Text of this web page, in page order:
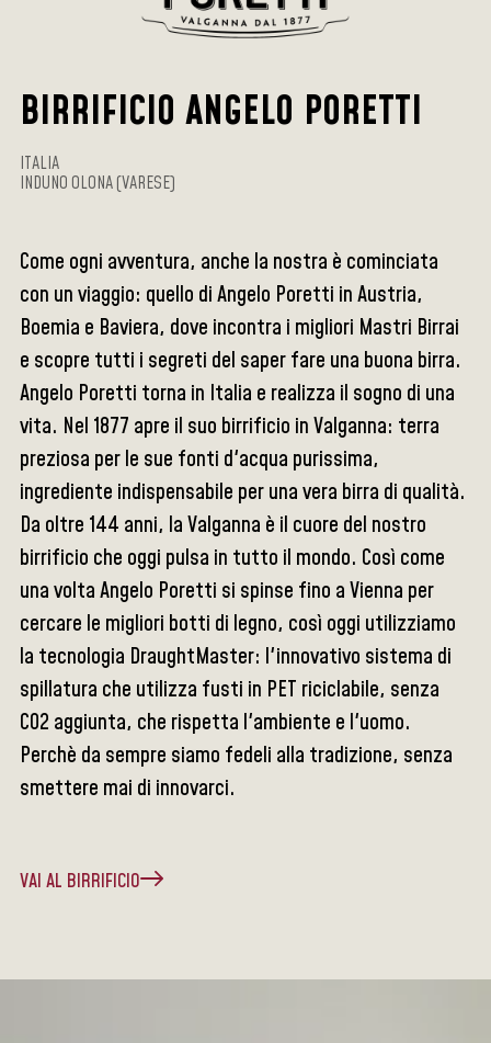
BIRRIFICIO ANGELO PORETTI
ITALIA
INDUNO OLONA (VARESE)
Come ogni avventura, anche la nostra è cominciata
con un viaggio: quello di Angelo Poretti in Austria,
Boemia e Baviera, dove incontra i migliori Mastri Birrai
e scopre tutti i segreti del saper fare una buona birra.
Angelo Poretti torna in Italia e realizza il sogno di una
vita. Nel 1877 apre il suo birrificio in Valganna: terra
preziosa per le sue fonti d'acqua purissima,
ingrediente indispensabile per una vera birra di qualità.
Da oltre 144 anni, la Valganna è il cuore del nostro
birrificio che oggi pulsa in tutto il mondo. Così come
una volta Angelo Poretti si spinse fino a Vienna per
cercare le migliori botti di legno, così oggi utilizziamo
la tecnologia DraughtMaster: l'innovativo sistema di
spillatura che utilizza fusti in PET riciclabile, senza
CO2 aggiunta, che rispetta l'ambiente e l'uomo.
Perchè da sempre siamo fedeli alla tradizione, senza
smettere mai di innovarci.
VAI AL BIRRIFICIO